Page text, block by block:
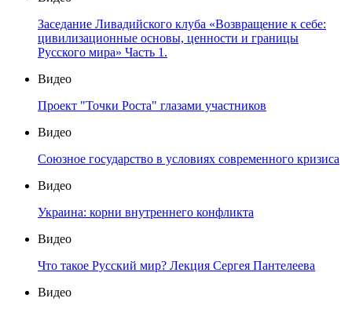
Заседание Ливадийского клуба «Возвращение к себе:
цивилизационные основы, ценности и границы
Русского мира» Часть 1.
Видео
Проект "Точки Роста" глазами участников
Видео
Союзное государство в условиях современного кризиса
Видео
Украина: корни внутреннего конфликта
Видео
Что такое Русский мир? Лекция Сергея Пантелеева
Видео